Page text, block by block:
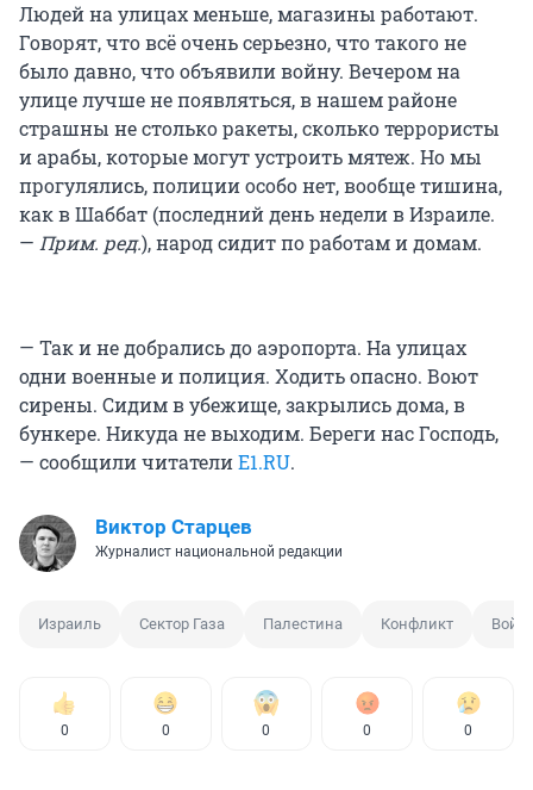
Людей на улицах меньше, магазины работают.
Говорят, что всё очень серьезно, что такого не
было давно, что объявили войну. Вечером на
улице лучше не появляться, в нашем районе
страшны не столько ракеты, сколько террористы
и арабы, которые могут устроить мятеж. Но мы
прогулялись, полиции особо нет, вообще тишина,
как в Шаббат (последний день недели в Израиле.
— Прим. ред.), народ сидит по работам и домам.
— Так и не добрались до аэропорта. На улицах
одни военные и полиция. Ходить опасно. Воют
сирены. Сидим в убежище, закрылись дома, в
бункере. Никуда не выходим. Береги нас Господь,
— сообщили читателиE1.RU.
Виктор Старцев
Журналист национальной редакции
Израиль Сектор Газа Палестина Конфликт
0 0 0 0 0